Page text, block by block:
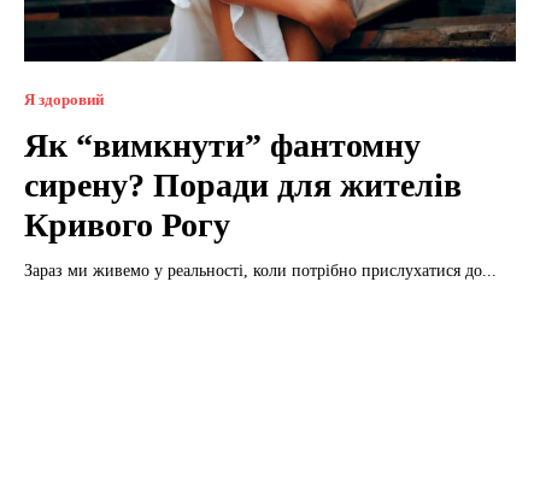
Я здоровий
Як “вимкнути” фантомну
сирену? Поради для жителів
Кривого Рогу
Зараз ми живемо у реальності, коли потрібно прислухатися до...